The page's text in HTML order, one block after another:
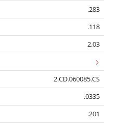
.283
.118
2.03
2.CD.060085.CS
.0335
.201